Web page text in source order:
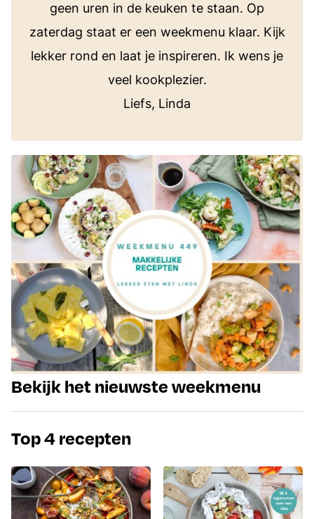
geen uren in de keuken te staan. Op
zaterdag staat er een weekmenu klaar. Kijk
lekker rond en laat je inspireren. Ik wens je
veel kookplezier.
Liefs, Linda
Bekijk het nieuwste weekmenu
Top 4 recepten